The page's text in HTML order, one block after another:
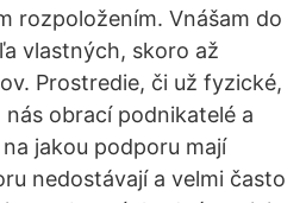
rozpoložením. Vnášam do
vlastných, skoro až
Prostredie, či už fyzické,
obrací podnikatelé a
jakou podporu mají
nedostávají a velmi často